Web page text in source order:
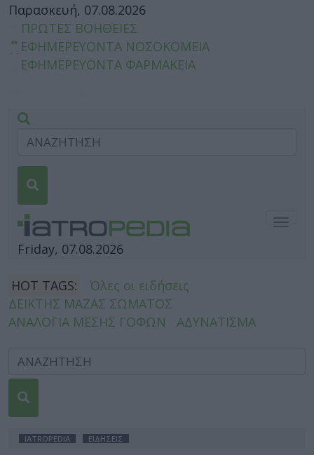
Παρασκευή, 07.08.2026
ΠΡΩΤΕΣ ΒΟΗΘΕΙΕΣ
ΕΦΗΜΕΡΕΥΟΝΤΑ ΝΟΣΟΚΟΜΕΙΑ
ΕΦΗΜΕΡΕΥΟΝΤΑ ΦΑΡΜΑΚΕΙΑ
Friday, 07.08.2026
HOT TAGS:
Όλες οι ειδήσεις
ΔΕΙΚΤΗΣ ΜΑΖΑΣ ΣΩΜΑΤΟΣ
ΑΝΑΛΟΓΙΑ ΜΕΣΗΣ ΓΟΦΩΝ
ΑΔΥΝΑΤΙΣΜΑ
IATROPEDIA ΕΙΔΗΣΕΙΣ